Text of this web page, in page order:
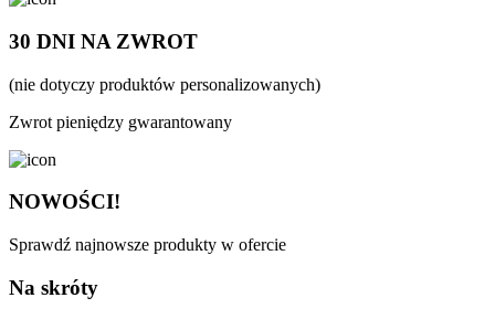
30 DNI NA ZWROT
(nie dotyczy produktów personalizowanych)
Zwrot pieniędzy gwarantowany
NOWOŚCI!
Sprawdź najnowsze produkty w ofercie
Na skróty